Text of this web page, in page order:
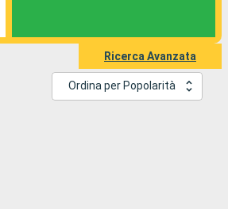
Ricerca Avanzata
Ordina per Popolarità